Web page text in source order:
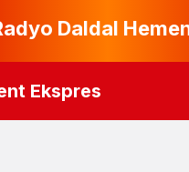
Daldal
Ekspres